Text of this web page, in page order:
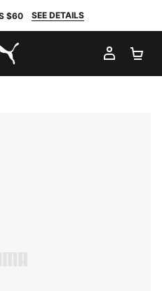
$60 SEE DETAILS
MI